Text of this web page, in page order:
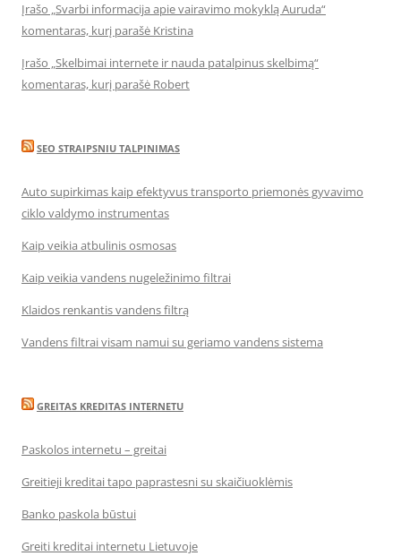
Įrašo „Svarbi informacija apie vairavimo mokyklą Auruda“
komentaras, kurį parašė Kristina
Įrašo „Skelbimai internete ir nauda patalpinus skelbimą“
komentaras, kurį parašė Robert
SEO STRAIPSNIU TALPINIMAS
Auto supirkimas kaip efektyvus transporto priemonės gyvavimo
ciklo valdymo instrumentas
Kaip veikia atbulinis osmosas
Kaip veikia vandens nugeležinimo filtrai
Klaidos renkantis vandens filtrą
Vandens filtrai visam namui su geriamo vandens sistema
GREITAS KREDITAS INTERNETU
Paskolos internetu – greitai
Greitieji kreditai tapo paprastesni su skaičiuoklėmis
Banko paskola būstui
Greiti kreditai internetu Lietuvoje